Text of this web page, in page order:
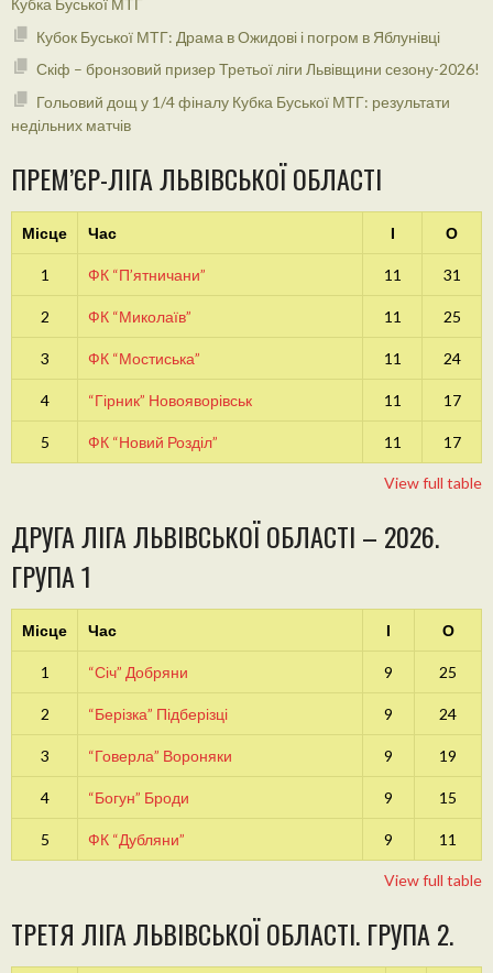
Кубка Буської МТГ
Кубок Буської МТГ: Драма в Ожидові і погром в Яблунівці
Скіф – бронзовий призер Третьої ліги Львівщини сезону-2026!
Гольовий дощ у 1/4 фіналу Кубка Буської МТГ: результати
недільних матчів
ПРЕМ’ЄР-ЛІГА ЛЬВІВСЬКОЇ ОБЛАСТІ
Місце Час І О
1 ФК “П’ятничани” 11 31
2 ФК “Миколаїв” 11 25
3 ФК “Мостиська” 11 24
4 “Гірник” Новояворівськ 11 17
5 ФК “Новий Розділ” 11 17
View full table
ДРУГА ЛІГА ЛЬВІВСЬКОЇ ОБЛАСТІ – 2026.
ГРУПА 1
Місце Час І О
1 “Січ” Добряни 9 25
2 “Берізка” Підберізці 9 24
3 “Говерла” Вороняки 9 19
4 “Богун” Броди 9 15
5 ФК “Дубляни” 9 11
View full table
ТРЕТЯ ЛІГА ЛЬВІВСЬКОЇ ОБЛАСТІ. ГРУПА 2.